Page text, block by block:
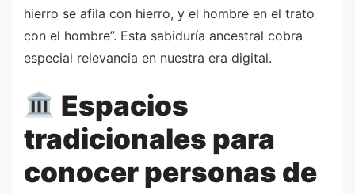
hierro se afila con hierro, y el hombre en el trato
con el hombre”. Esta sabiduría ancestral cobra
especial relevancia en nuestra era digital.
Espacios
tradicionales para
conocer personas de